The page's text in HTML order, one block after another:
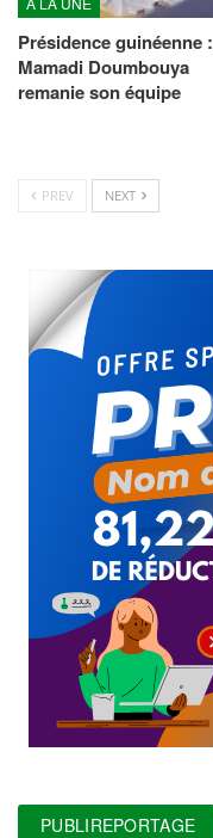
Présidence guinéenne :
Mamadi Doumbouya
remanie son équipe
PREV NEXT
PUBLIREPORTAGE